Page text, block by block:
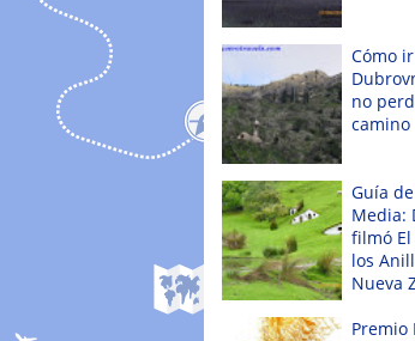
Cómo
no
camino
Guía
Media:
filmó
los
Nueva
Premio